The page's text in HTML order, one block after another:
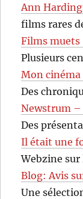
Ann
films rares
Films
Plusieurs
Mon cinéma
Des
Newstrum –
Des
Il était une
Webzine sur
Blog: Avis
Une